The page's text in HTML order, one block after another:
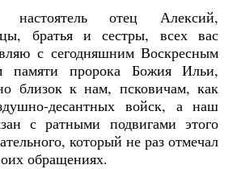
настоятель отец Алексий,
братья и сестры, всех вас
с сегодняшним Воскресным
пророка Божия Ильи,
близок к нам, псковичам, как
десантных войск, а наш
с ратными подвигами этого
который не раз отмечал
обращениях.